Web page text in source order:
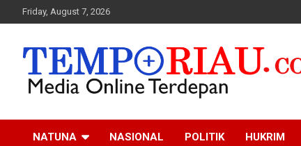
to
Friday, August 7, 2026
Tempo Riau
NATUNA NASIONAL POLITIK HUKRIM